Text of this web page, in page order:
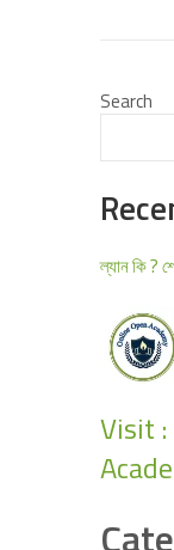
Search
ল্যান কি ?
Visit :